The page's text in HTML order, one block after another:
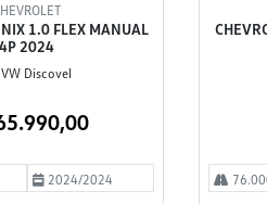
1.0 FLEX MANUAL
4P 2024
VW Discovel
2024/2024
lhe